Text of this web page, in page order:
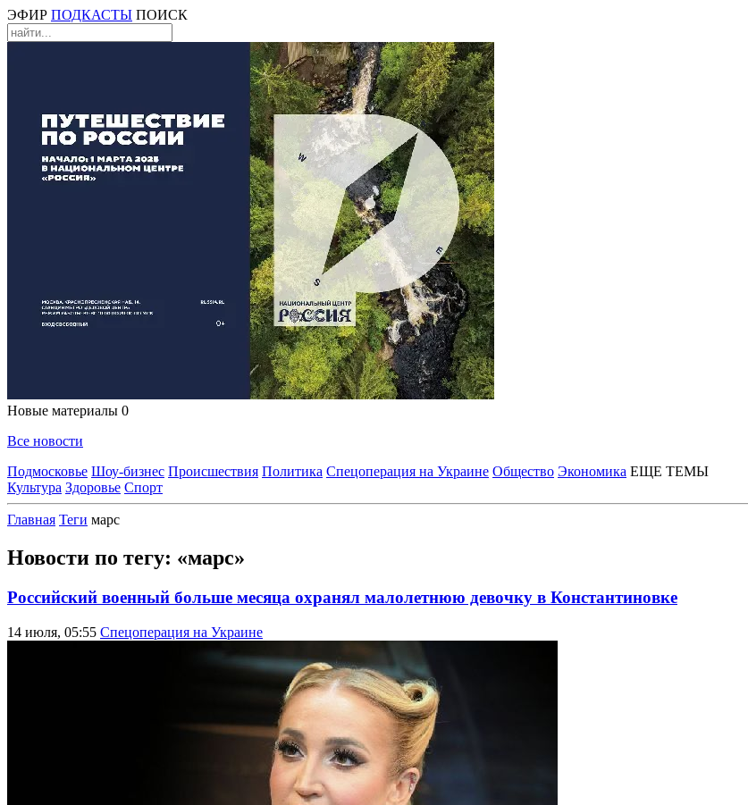
ЭФИР ПОДКАСТЫ ПОИСК
Новые материалы 0
Все новости
Подмосковье Шоу-бизнес Происшествия Политика Спецоперация на Украине Общество Экономика ЕЩЕ ТЕМЫ
Культура Здоровье Спорт
Главная Теги марс
Новости по тегу: «марс»
Российский военный больше месяца охранял малолетнюю девочку в Константиновке
14 июля, 05:55 Спецоперация на Украине